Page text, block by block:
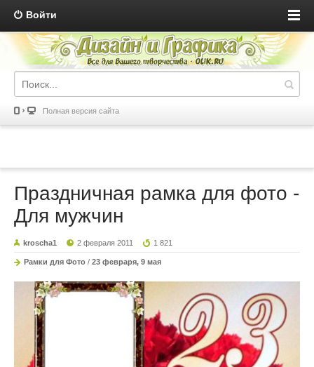
Войти
Полная версия сайта
Праздничная рамка для фото -
Для мужчин
kroscha1 2 февраля 2011 1 821
Рамки для Фото / 23 февраря, 9 мая